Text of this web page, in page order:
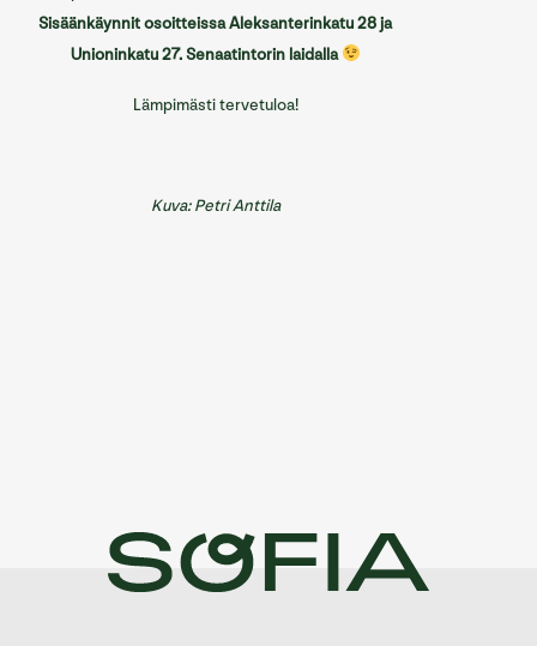
Sisäänkäynnit osoitteissa Aleksanterinkatu 28 ja
Unioninkatu 27. Senaatintorin laidalla
Lämpimästi tervetuloa!
Kuva: Petri Anttila